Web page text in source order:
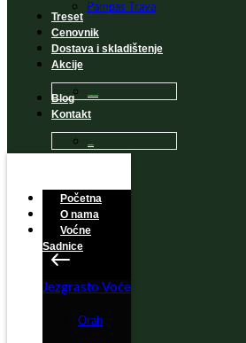
Pampas Trava
Treset
Cenovnik
Dostava i skladištenje
Akcije
Blog
Kontakt
Početna
O nama
Voćne
Sadnice
Jezgrasto Voće
Orah